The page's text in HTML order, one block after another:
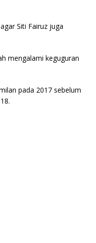
Siti Fairuz juga
mengalami keguguran
pada 2017 sebelum